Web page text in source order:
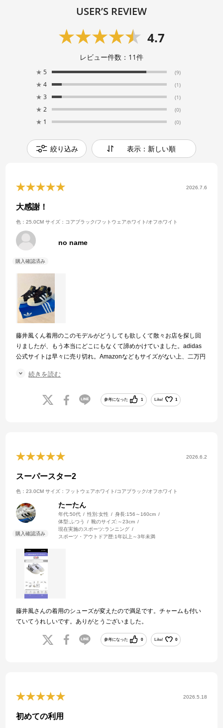
USER’S REVIEW
4.7
レビュー件数： 11件
★ 5 (9)
★ 4 (1)
★ 3 (1)
★ 2 (0)
★ 1 (0)
絞り込み 表示：新しい順
2026.7.6
大感謝！
色：25.0CM サイズ：コアブラック/フットウェアホワイト/オフホワイト
no name
藤井風くん着用のこのモデルがどうしても欲しくて散々お店を探し回
りましたが、もう本当にどこにもなくて諦めかけていました。adidas
公式サイトは早々に売り切れ。Amazonなどもサイズがない上、二万円
念願のモデルを手にすることが出来ました。
履き心地も満足。サイズもぴったりでした。お値段も割引があり、と
ても良心的で嬉しかったです。ありがとうございました。
続きを読む
参考になった 1 Like! 1
2026.6.2
スーパースター2
色：23.0CM サイズ：フットウェアホワイト/コアブラック/オフホワイト
たーたん
年代:50代 性別:女性 身長:156～160cm
体型:ふつう 靴のサイズ: ～23cm
現在実施のスポーツ:ランニング
スポーツ・アウトドア歴:1年以上～3年未満
藤井風さんの着用のシューズが変えたので満足です。チャームも付い
ていてうれしいです。ありがとうございました。
参考になった 0 Like! 0
2026.5.18
初めての利用